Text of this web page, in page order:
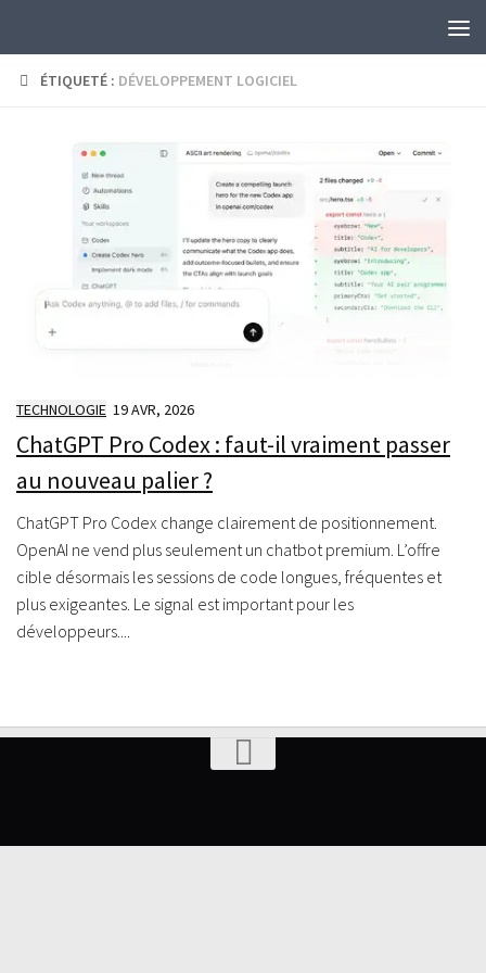
ÉTIQUETÉ : DÉVELOPPEMENT LOGICIEL
TECHNOLOGIE 19 AVR, 2026
ChatGPT Pro Codex : faut-il vraiment passer
au nouveau palier ?
ChatGPT Pro Codex change clairement de positionnement.
OpenAI ne vend plus seulement un chatbot premium. L’offre
cible désormais les sessions de code longues, fréquentes et
plus exigeantes. Le signal est important pour les
développeurs....